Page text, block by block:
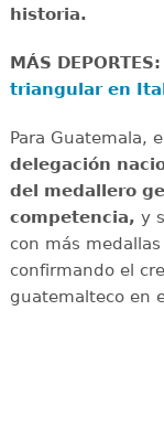
historia.
MÁS DEPORTES:
triangular en
Para Guatemala,
delegación
del medallero
competencia, y
con más
confirmando el
guatemalteco en